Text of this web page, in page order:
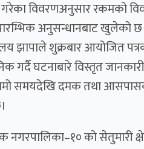
विवरणअनुसार रकमको
अनुसन्धानबाट खुलेको
झापाले शुक्रबार आयोजित
गर्दै घटनाबारे विस्तृत
समयदेखि दमक तथा
को सेतुमारी